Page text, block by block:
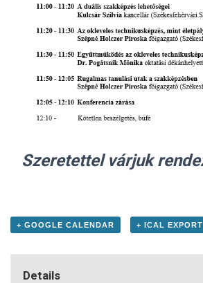
Szeretettel várjuk
+ GOOGLE CALENDAR + ICAL EXPORT
Details